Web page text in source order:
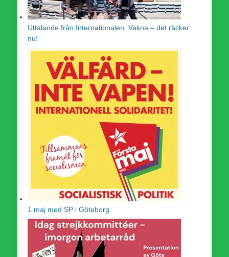
Uttalande från Internationalen: Vakna – det räcker
nu!
1 maj med SP i Göteborg